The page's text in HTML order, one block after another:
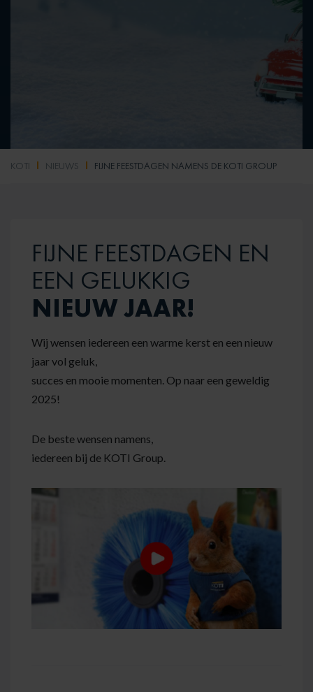
KOTI NIEUWS FIJNE FEESTDAGEN NAMENS DE KOTI GROUP
FIJNE FEESTDAGEN EN
EEN GELUKKIG
NIEUW JAAR!
Wij wensen iedereen een warme kerst en een nieuw
jaar vol geluk,
succes en mooie momenten. Op naar een geweldig
2025!
De beste wensen namens,
iedereen bij de KOTI Group.